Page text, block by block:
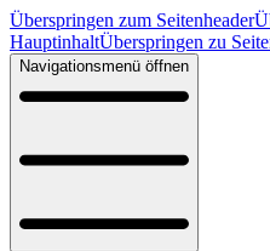
Überspringen zum Seitenheader
HauptinhaltÜberspringen zu
Navigationsmenü öffnen